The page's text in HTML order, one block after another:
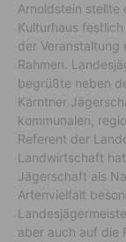
Arnoldstein stellte
Kulturhaus
der Veranstaltung
Rahmen.
begrüßte neben
Kärntner
kommunalen,
Referent der
Landwirtschaft
Jägerschaft als
Artenvielfalt
aber auch auf die